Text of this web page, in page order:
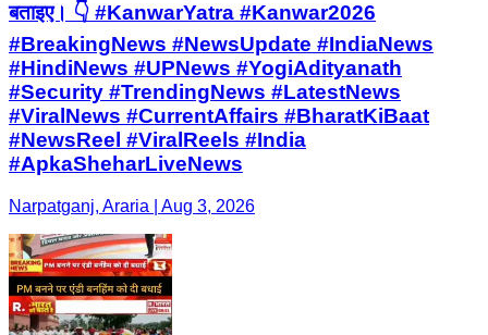
बताइए। 👇 #KanwarYatra #Kanwar2026
#BreakingNews #NewsUpdate #IndiaNews
#HindiNews #UPNews #YogiAdityanath
#Security #TrendingNews #LatestNews
#ViralNews #CurrentAffairs #BharatKiBaat
#NewsReel #ViralReels #India
#ApkaSheharLiveNews
Narpatganj, Araria | Aug 3, 2026